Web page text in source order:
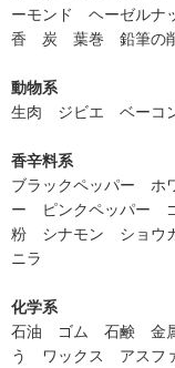
ーモンド ヘーゼル
香 炭 葉巻 鉛筆の
動物系
生肉 ジビエ ベー
香辛料系
ブラックペッパー ホ
ー ピンクペッパー
粉 シナモン ショウ
ニラ
化学系
石油 ゴム 石鹸 金
う ワックス アスフ